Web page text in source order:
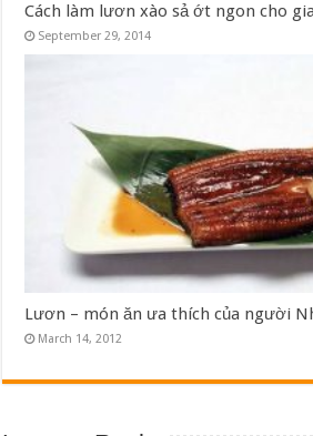
Cách làm lươn xào sả ớt ngon cho
September 29, 2014
Lươn – món ăn ưa thích của người
March 14, 2012